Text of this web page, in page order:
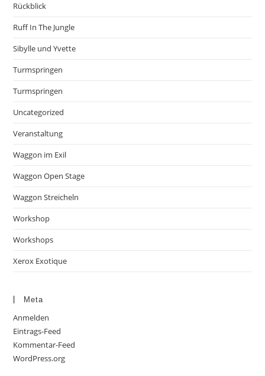
Rückblick
Ruff In The Jungle
Sibylle und Yvette
Turmspringen
Turmspringen
Uncategorized
Veranstaltung
Waggon im Exil
Waggon Open Stage
Waggon Streicheln
Workshop
Workshops
Xerox Exotique
Meta
Anmelden
Eintrags-Feed
Kommentar-Feed
WordPress.org